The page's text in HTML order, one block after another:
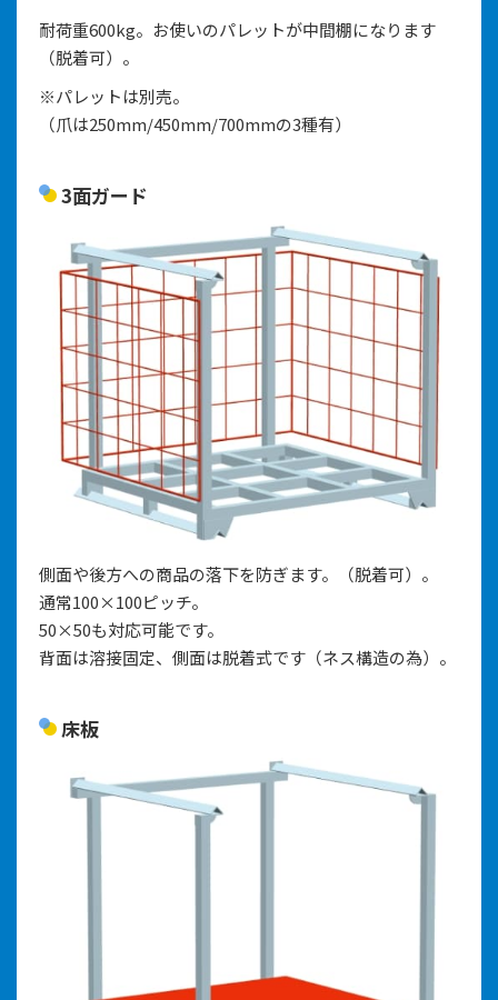
耐荷重600kg。お使いのパレットが中間棚になります
（脱着可）。
※パレットは別売。
（爪は250mm/450mm/700mmの3種有）
3面ガード
側面や後方への商品の落下を防ぎます。（脱着可）。
通常100×100ピッチ。
50×50も対応可能です。
背面は溶接固定、側面は脱着式です（ネス構造の為）。
床板